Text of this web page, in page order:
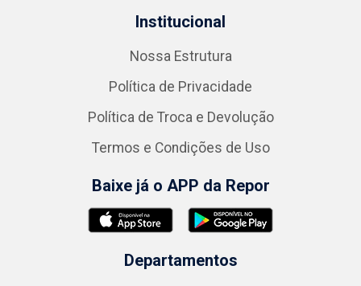
Institucional
Nossa Estrutura
Política de Privacidade
Política de Troca e Devolução
Termos e Condições de Uso
Baixe já o APP da Repor
Departamentos